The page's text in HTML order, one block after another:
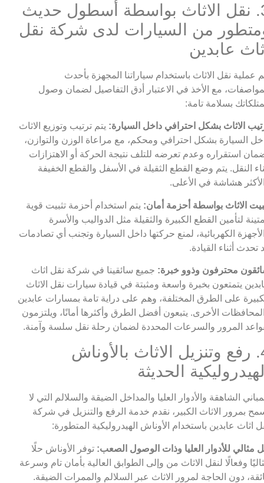
3. نقل الاثاث بواسطة أسطول حديث
من السيارات لدى شركة نقل
عابدين
عملية نقل الاثاث باستخدام سياراتنا المجهزة بأحدث
مع الأخذ في الاعتبار أدق التفاصيل لضمان وصول
بسلامة تامة:
الاثاث بشكل احترافي داخل السيارة: يتم ترتيب وتوزيع الاثاث
السيارة بشكل احترافي ومحكم، مع مراعاة الوزن والتوازن،
استقراره وعدم تعرضه للتلف نتيجة الحركة أو الاهتزازات
النقل. يتم وضع القطع الثقيلة في الأسفل والقطع الخفيفة
هشاشة في الأعلى.
الاثاث بواسطة أحزمة أمان: يتم استخدام أحزمة تثبيت قوية
لتأمين القطع الكبيرة والثقيلة مثل الدواليب والأسرة
الكهربائية، لمنع حركتها داخل السيارة وتجنب أي تصادمات
تحدث أثناء القيادة.
محترفون وذوو خبرة: جميع سائقينا في شركة نقل اثاث
يتمتعون بخبرة واسعة ومثبتة في قيادة سيارات نقل الاثاث
على الطرق المختلفة، وهم على دراية تامة بمسارات عابدين
الأخرى. يتبعون أفضل الطرق وأكثرها أمانًا، ويلتزمون
المرور والسرعات المحددة لضمان رحلة نقل سلسة وآمنة.
4. رفع وتنزيل الاثاث بالأوناش
الحديثة
الشاهقة والأدوار العليا والمداخل الضيقة والسلالم التي لا
بمرور الاثاث الكبير، نقدم خدمة الرفع والتنزيل في شركة
اثاث عابدين باستخدام الأوناش الهيدروليكية المتطورة:
مثالي للأدوار العليا وذات الوصول الصعب: توفر الأوناش حلًا
وفعالًا لنقل الاثاث من وإلى الطوابق العالية بأمان تام وسرعة
دون الحاجة لمرور الاثاث عبر السلالم والممرات الضيقة.